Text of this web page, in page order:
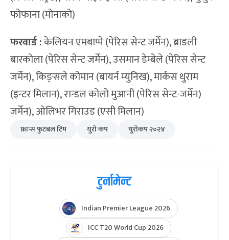
फोफाना (मोनाको)
फरवार्ड :केलियन एमबाप्पे (पेरिस सेन्ट जर्मेन), ब्राडली
बारकोला (पेरिस सेन्ट जर्मेन), उसमान डेम्बेले (पेरिस सेन्ट
जर्मेन), किङ्सले कोमान (बायर्न म्युनिख), मार्कस थुराम
(इन्टर मिलान), रान्डल कोलो मुआनी (पेरिस सेन्ट-जर्मेन)
जर्मेन), ओलिभर गिराउड (एसी मिलान)
फ्रान्स फुटबल टिम युरो कप युरोकप २०२४
टुर्नामेन्ट
Indian Premier League 2026
ICC T20 World Cup 2026